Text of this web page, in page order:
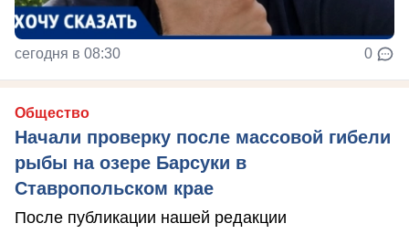
сегодня в 08:30 0
Общество
Начали проверку после массовой гибели
рыбы на озере Барсуки в
Ставропольском крае
После публикации нашей редакции